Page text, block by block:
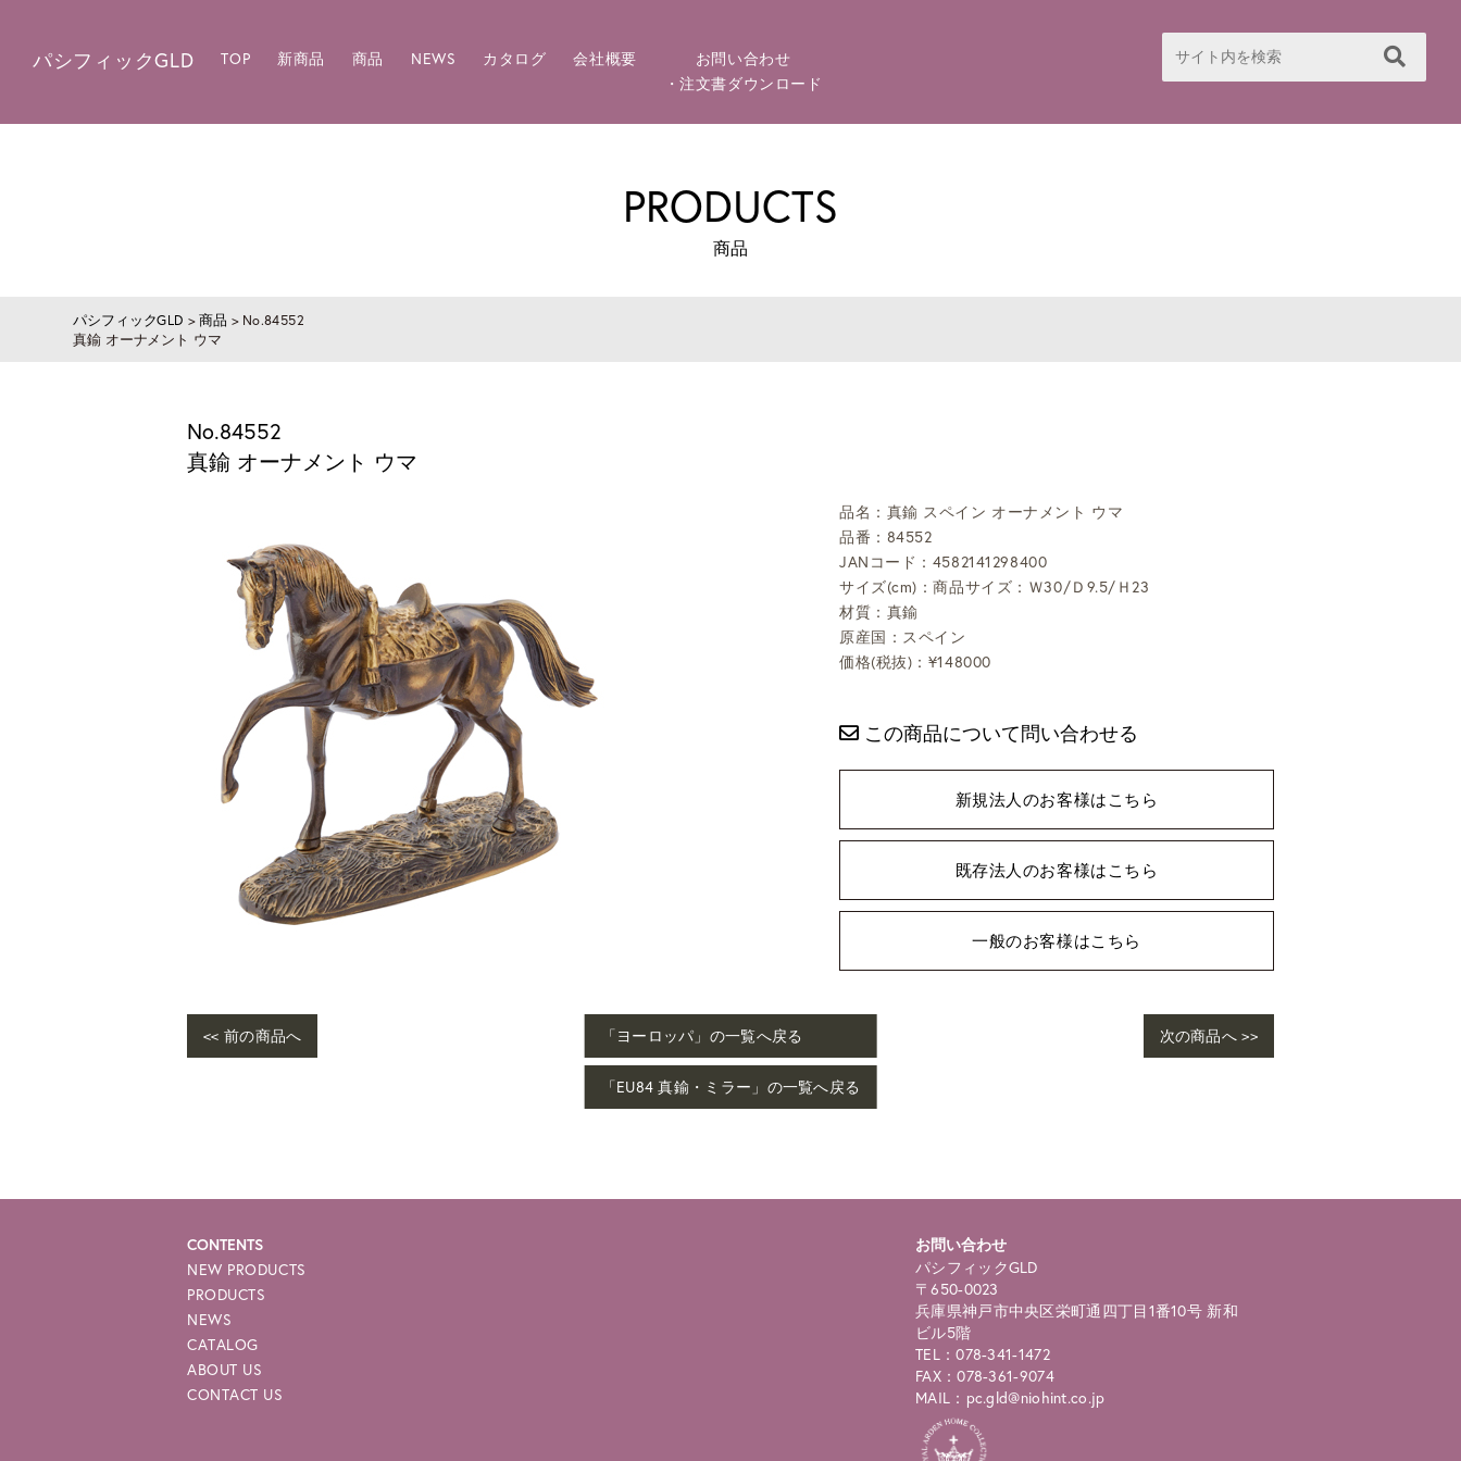
パシフィックGLD TOP 新商品 商品 NEWS カタログ 会社概要
お問い合わせ
・注文書ダウンロード
PRODUCTS
商品
パシフィックGLD >商品 > No.84552
真鍮 オーナメント ウマ
No.84552
真鍮 オーナメント ウマ
品名：真鍮 スペイン オーナメント ウマ
品番：84552
JANコード：4582141298400
サイズ(cm)：商品サイズ：Ｗ30/Ｄ9.5/Ｈ23
材質：真鍮
原産国：スペイン
価格(税抜)：¥148000
この商品について問い合わせる
新規法人のお客様はこちら
既存法人のお客様はこちら
一般のお客様はこちら
<< 前の商品へ 次の商品へ >>
「ヨーロッパ」の一覧へ戻る
「EU84 真鍮・ミラー」の一覧へ戻る
CONTENTS
NEW PRODUCTS
PRODUCTS
NEWS
CATALOG
ABOUT US
CONTACT US
お問い合わせ
パシフィックGLD
〒650-0023
兵庫県神戸市中央区栄町通四丁目1番10号 新和
ビル5階
TEL：078-341-1472
FAX：078-361-9074
MAIL：pc.gld@niohint.co.jp